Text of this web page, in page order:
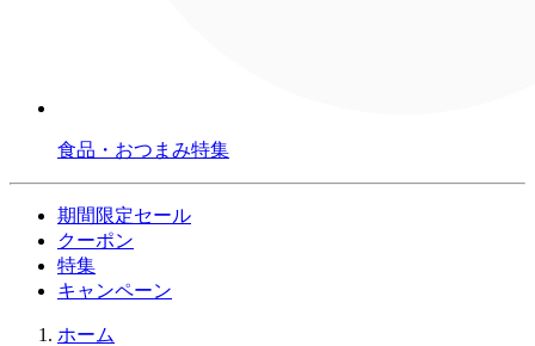
食品・おつまみ特集
期間限定セール
クーポン
特集
キャンペーン
ホーム